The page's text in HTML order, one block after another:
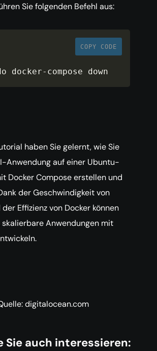
Sie folgenden Befehl aus:
COPY CODE
docker- compose down
haben Sie gelernt, wie Sie
Anwendung auf einer Ubuntu-
Docker Compose erstellen und
der Geschwindigkeit von
der Effizienz von Docker können
skalierbare Anwendungen mit
digitalocean.com
Sie auch interessieren: